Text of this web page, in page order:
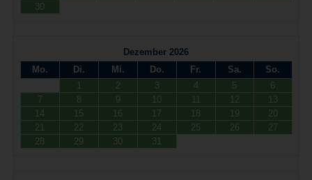
30
Dezember 2026
Mo.
Di. Mi. Do. Fr. Sa.
So.
1
2 3 4 5
6
7
8 9 10 11 12
13
14
15 16 17 18 19
20
21
22 23 24 25 26
27
28
29 30 31